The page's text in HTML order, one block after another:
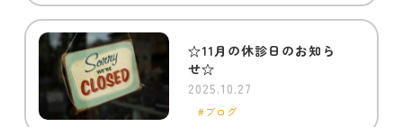
☆11月の休診日のお知ら
せ☆
2025.10.27
ブログ